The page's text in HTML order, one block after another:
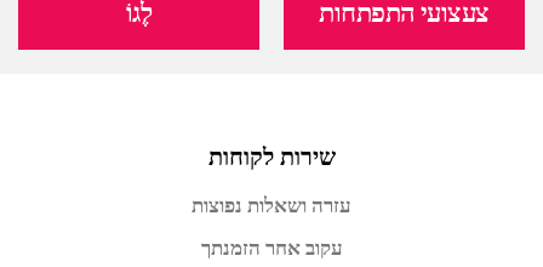
צעצועי התפתחות לֶגוֹ
שירות לקוחות
עזרה ושאלות נפוצות
עקוב אחר הזמנתך